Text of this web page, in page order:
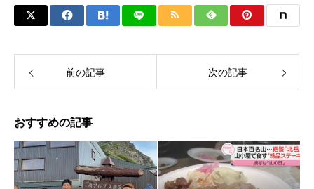
前の記事 次の記事
おすすめの記事